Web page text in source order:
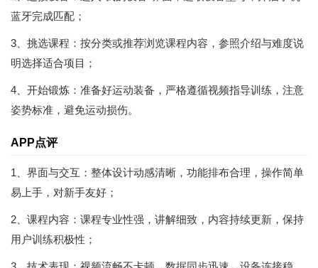
蓝牙完成匹配；
3、挑选课程：按分类或推荐浏览课程内容，参照介绍与难度说
明选择适合项目；
4、开始锻炼：准备好运动装备，严格遵循视频指导训练，注意
姿势标准，避免运动损伤。
APP点评
1、界面与交互：整体设计动感清晰，功能排布合理，操作简单
易上手，对新手友好；
2、课程内容：课程专业性强，讲解细致，内容持续更新，保持
用户训练积极性；